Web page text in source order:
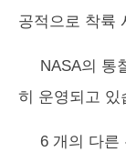
공적으로 착륙
NASA의 통
히 운영되고 있
6 개의 다른